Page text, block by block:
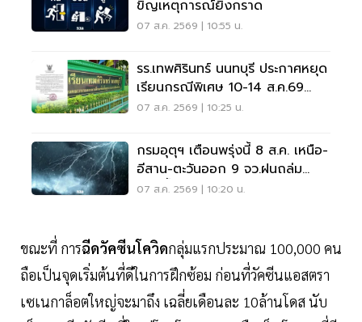
ขิญเหตุการณ์ยิงกราด
07 ส.ค. 2569 | 10:55 น.
รร.เทพศิรินทร์ นนทบุรี ประกาศหยุด
เรียนกรณีพิเศษ 10-14 ส.ค.69
หลังเหตุกราดยิง
07 ส.ค. 2569 | 10:25 น.
กรมอุตุฯ เตือนพรุ่งนี้ 8 ส.ค. เหนือ-
อีสาน-ตะวันออก 9 จว.ฝนถล่ม
ระวังน้ำท่วมฉับพลัน
07 ส.ค. 2569 | 10:20 น.
ขณะที่ การฉีดวัคซีนโควิดกลุ่มแรกประมาณ 100,000 คน
ถือเป็นจุดเริ่มต้นที่ดีในการฝึกซ้อม ก่อนที่วัคซีนแอสตรา
เซเนกาล็อตใหญ่จะมาถึง เฉลี่ยเดือนละ 10ล้านโดส นับ